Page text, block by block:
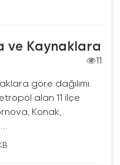
ve Kaynaklara
11
göre dağılımı.
alan 11 ilçe
Konak,